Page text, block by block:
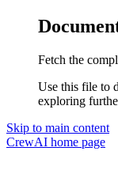
Fetch the
Use this file to
exploring
Skip to main content
CrewAI home page